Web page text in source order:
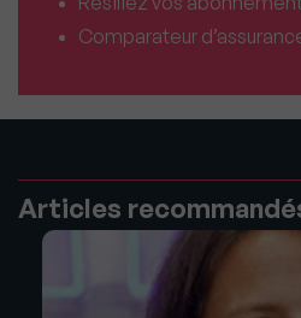
Comparateur
Articles